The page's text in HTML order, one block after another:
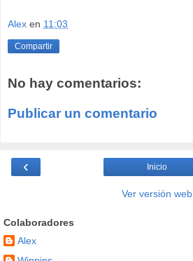
Alex en 11:03
Compartir
No hay comentarios:
Publicar un comentario
‹ Inicio
Ver versión web
Colaboradores
Alex